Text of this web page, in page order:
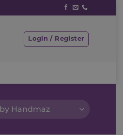
Login / Register